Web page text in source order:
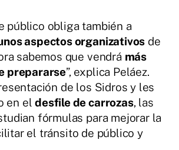
público obliga también a
aspectos organizativos de
sabemos que vendrá más
prepararse”, explica Peláez.
de los Sidros y les
en eldesfile de carrozas, las
fórmulas para mejorar la
el tránsito de público y